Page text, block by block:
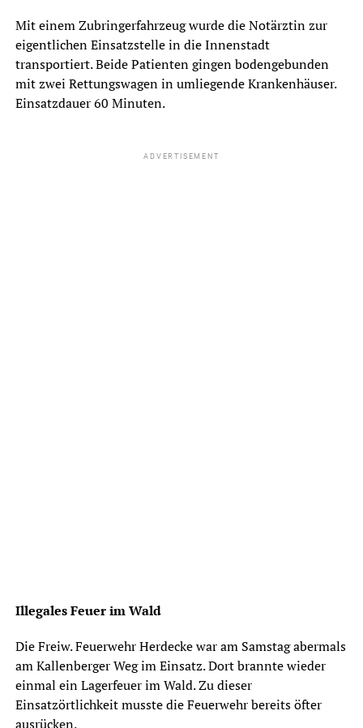
Mit einem Zubringerfahrzeug wurde die Notärztin zur
eigentlichen Einsatzstelle in die Innenstadt
transportiert. Beide Patienten gingen bodengebunden
mit zwei Rettungswagen in umliegende Krankenhäuser.
Einsatzdauer 60 Minuten.
ADVERTISEMENT
Illegales Feuer im Wald
Die Freiw. Feuerwehr Herdecke war am Samstag abermals
am Kallenberger Weg im Einsatz. Dort brannte wieder
einmal ein Lagerfeuer im Wald. Zu dieser
Einsatzörtlichkeit musste die Feuerwehr bereits öfter
ausrücken.